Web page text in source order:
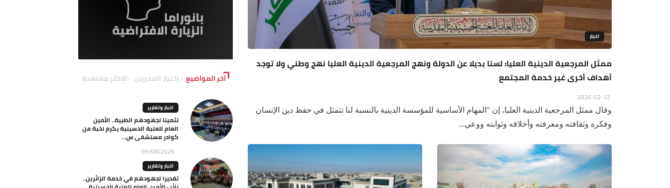
اخبار
ممثل المرجعية الدينية العليا: لسنا بديلا عن الدولة ونهج المرجعية الدينية العليا نهج وطني ولا توجد
أهداف أخرى غير خدمة المجتمع
وقال ممثل المرجعية الدينية العليا، إن "المهام الأساسية للمؤسسة الدينية بالنسبة لنا تتمثل في حفظ دين الإنسان
وفكره وثقافته ومعرفته وأخلاقه وثوابته ووعي...
آخر المواضيع اختيار المحررين الاكثر مشاهدة
اخبار وتقارير
تثمينا لجهودهم الطبية.. الأمين
العام للعتبة الحسينية يكرم نخبة من
كوادر مستشفى س...
05/08/2026
اخبار وتقارير
تقديرا لجهودهم في خدمة الزائرين..